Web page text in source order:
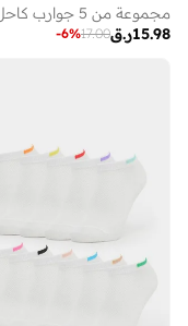
ر.ق15.98
17.00
-6%